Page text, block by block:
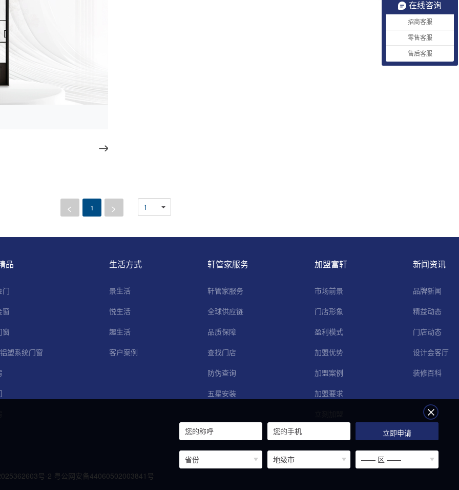
< 1 >
品
门
窗
窗
塑系统门窗
生活方式
景生活
悦生活
趣生活
客户案例
轩管家服务
轩管家服务
全球供应链
品质保障
查找门店
防伪查询
五星安装
加盟富轩
市场前景
门店形象
盈利模式
加盟优势
加盟案例
加盟要求
新闻资讯
品牌新闻
精益动态
门店动态
设计会客厅
装修百科
号-2 粤公网安备44060502003841号
立即申请
在线咨询
招商客服
零售客服
售后客服